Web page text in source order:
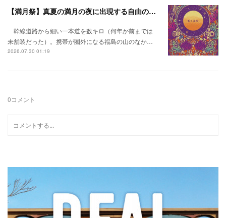
【満月祭】真夏の満月の夜に出現する自由の桃源郷。
幹線道路から細い一本道を数キロ（何年か前までは
未舗装だった）。携帯が圏外になる福島の山のなか…
2026.07.30 01:19
0コメント